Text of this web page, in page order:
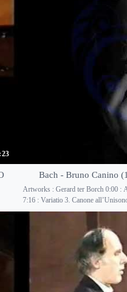
Bach - Bruno Canino
Artworks : Gerard ter Borch 0:00 :
7:16 : Variatio 3. Canone